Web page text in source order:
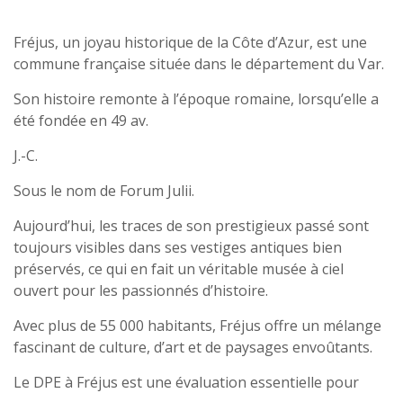
Fréjus, un joyau historique de la Côte d’Azur, est une
commune française située dans le département du Var.
Son histoire remonte à l’époque romaine, lorsqu’elle a
été fondée en 49 av.
J.-C.
Sous le nom de Forum Julii.
Aujourd’hui, les traces de son prestigieux passé sont
toujours visibles dans ses vestiges antiques bien
préservés, ce qui en fait un véritable musée à ciel
ouvert pour les passionnés d’histoire.
Avec plus de 55 000 habitants, Fréjus offre un mélange
fascinant de culture, d’art et de paysages envoûtants.
Le DPE à Fréjus est une évaluation essentielle pour